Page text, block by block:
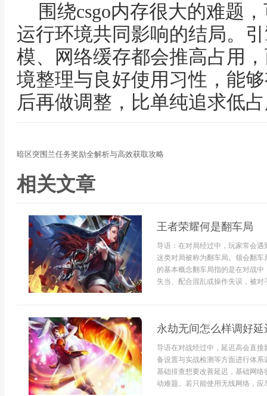
围绕csgo内存很大的难题
运行环境共同影响的结局。
模、网络缓存都会推高占用
境整理与良好使用习性，能
后再做调整，比单纯追求低
暗区突围兰任务奖励全解析与高效获取攻略
相关文章
王者荣耀何是翻车局
导语：在对局经过中，玩家常会
这类对局被称为翻车局。领会翻
的基本概念翻车局指的是在对战
失当、配合混乱或操作失误，被
永劫无间怎么样调好延
导语在对战经过中，延迟高会直
备设置与实战检测等方面进行体
基础排查想要改善延迟，基础网
动难题。若只能使用无线网络，